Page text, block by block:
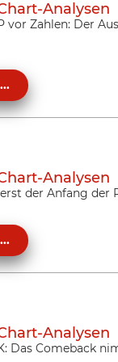
Analysen
vor Zahlen: Der
Analysen
der Anfang der
Analysen
Das Comeback